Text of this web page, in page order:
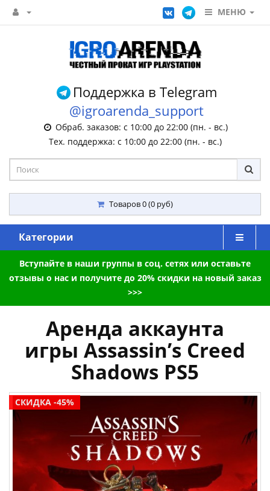
МЕНЮ
Поддержка в Telegram
@igroarenda_support
Обраб. заказов: с 10:00 до 22:00 (пн. - вс.)
Тех. поддержка: с 10:00 до 22:00 (пн. - вс.)
Товаров 0 (0 руб)
Категории
Вступайте в наши группы в соц. сетях или оставьте
отзывы о нас и получите до 20% скидки на новый заказ
>>>
Аренда аккаунта
игры Assassin’s Creed
Shadows PS5
СКИДКА -45%